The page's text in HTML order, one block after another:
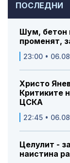
ПОСЛЕДНИ
Шум, бетон
променят,
23:00 •
Христо
Критиките
ЦСКА
22:45 •
Целулит -
наистина